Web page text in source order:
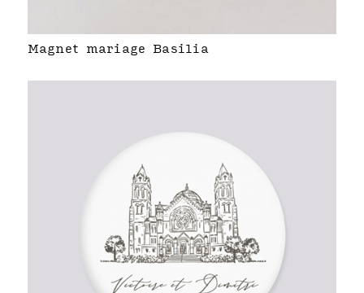
Magnet mariage Basilia